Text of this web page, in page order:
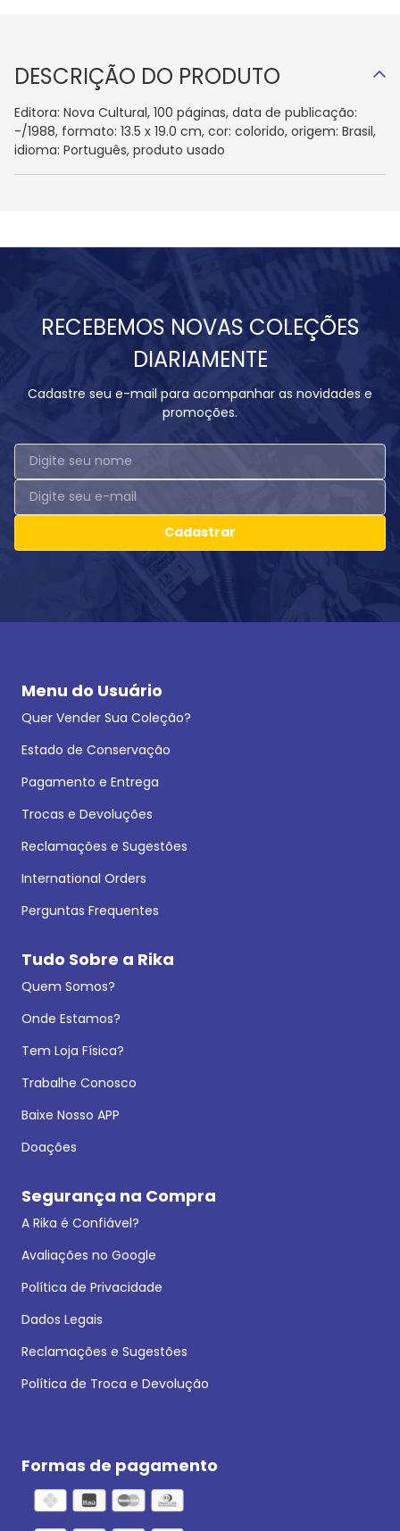
DESCRIÇÃO DO PRODUTO
Editora: Nova Cultural, 100 páginas, data de publicação:
-/1988, formato: 13.5 x 19.0 cm, cor: colorido, origem: Brasil,
idioma: Português, produto usado
RECEBEMOS NOVAS COLEÇÕES
DIARIAMENTE
Cadastre seu e-mail para acompanhar as novidades e
promoções.
Cadastrar
Menu do Usuário
Quer Vender Sua Coleção?
Estado de Conservação
Pagamento e Entrega
Trocas e Devoluções
Reclamações e Sugestões
International Orders
Perguntas Frequentes
Tudo Sobre a Rika
Quem Somos?
Onde Estamos?
Tem Loja Física?
Trabalhe Conosco
Baixe Nosso APP
Doações
Segurança na Compra
A Rika é Confiável?
Avaliações no Google
Política de Privacidade
Dados Legais
Reclamações e Sugestões
Política de Troca e Devolução
Formas de pagamento